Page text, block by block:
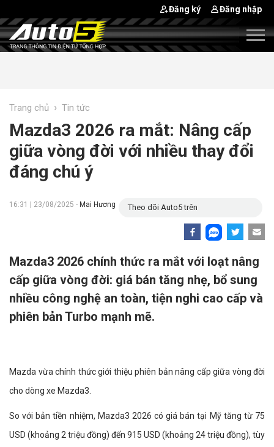
Đăng ký Đăng nhập
Trang chủ › Tin tức
Mazda3 2026 ra mắt: Nâng cấp
giữa vòng đời với nhiều thay đổi
đáng chú ý
16:31 | 23/08/2025 - Mai Hương Theo dõi Auto5 trên
Mazda3 2026 chính thức ra mắt với loạt nâng
cấp giữa vòng đời: giá bán tăng nhẹ, bổ sung
nhiều công nghệ an toàn, tiện nghi cao cấp và
phiên bản Turbo mạnh mẽ.
Mazda vừa chính thức giới thiệu phiên bản nâng cấp giữa vòng đời
cho dòng xe Mazda3.
So với bản tiền nhiệm, Mazda3 2026 có giá bán tại Mỹ tăng từ 75
USD (khoảng 2 triệu đồng) đến 915 USD (khoảng 24 triệu đồng), tùy